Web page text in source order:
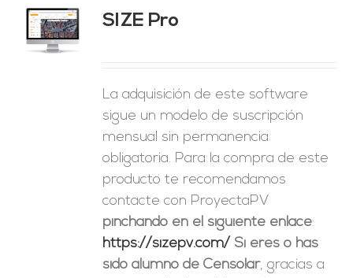
SIZE Pro
La adquisición de este software
sigue un modelo de suscripción
mensual sin permanencia
obligatoria. Para la compra de este
producto te recomendamos
contacte con ProyectaPV
pinchando en el siguiente enlace:
https://sizepv.com/ Si eres o has
sido alumno de Censolar, gracias a